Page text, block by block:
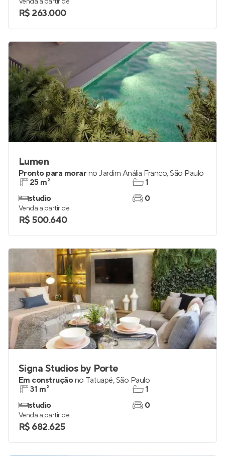
R$ 263.000
Lumen
Pronto para morar no Jardim Anália Franco,São Paulo
25 m²
studio
1
0
Venda a partir de
R$ 500.640
Signa Studios by Porte
Em construçãono Tatuapé,São Paulo
31 m²
studio
1
0
Venda a partir de
R$ 682.625